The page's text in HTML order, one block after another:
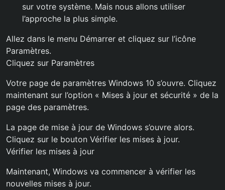
sur votre système. Mais nous allons utiliser
l’approche la plus simple.
Allez dans le menu Démarrer et cliquez sur l’icône
Paramètres.
Cliquez sur Paramètres
Votre page de paramètres Windows 10 s’ouvre. Cliquez
maintenant sur l’option « Mises à jour et sécurité » de la
page des paramètres.
La page de mise à jour de Windows s’ouvre alors.
Cliquez sur le bouton Vérifier les mises à jour.
Vérifier les mises à jour
Maintenant, Windows va commencer à vérifier les
nouvelles mises à jour.